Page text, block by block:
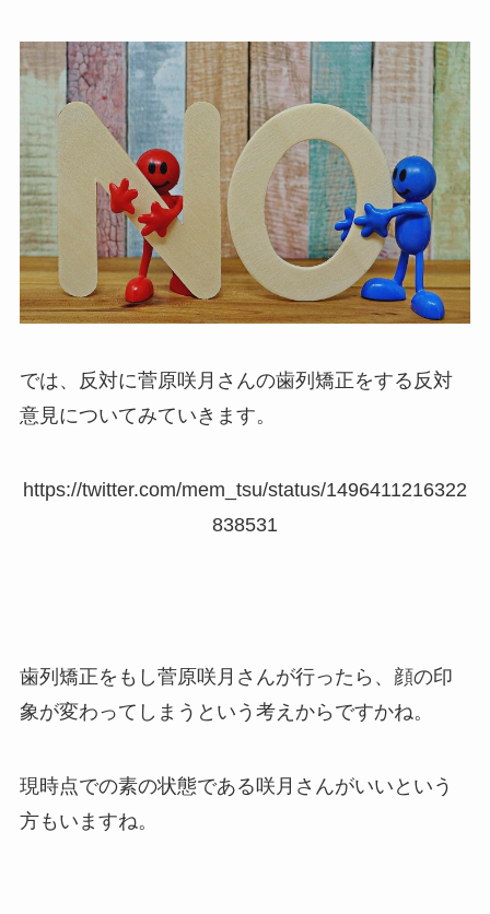
では、反対に菅原咲月さんの歯列矯正をする反対
意見についてみていきます。
https://twitter.com/mem_tsu/status/1496411216322
838531
歯列矯正をもし菅原咲月さんが行ったら、顔の印
象が変わってしまうという考えからですかね。
現時点での素の状態である咲月さんがいいという
方もいますね。